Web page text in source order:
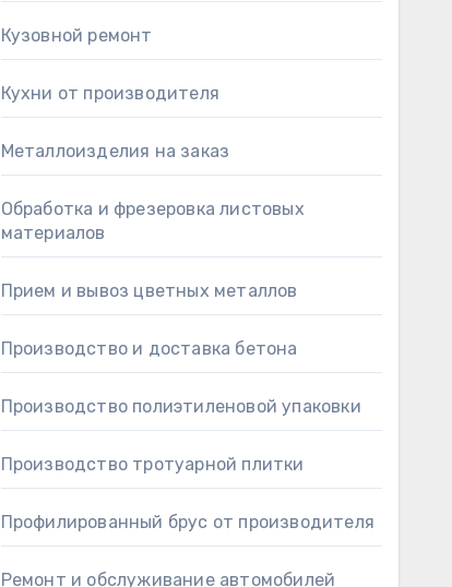
Кузовной ремонт
Кухни от производителя
Металлоизделия на заказ
Обработка и фрезеровка листовых
материалов
Прием и вывоз цветных металлов
Производство и доставка бетона
Производство полиэтиленовой упаковки
Производство тротуарной плитки
Профилированный брус от производителя
Ремонт и обслуживание автомобилей